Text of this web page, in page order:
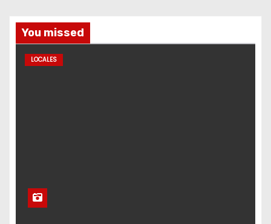
You missed
LOCALES